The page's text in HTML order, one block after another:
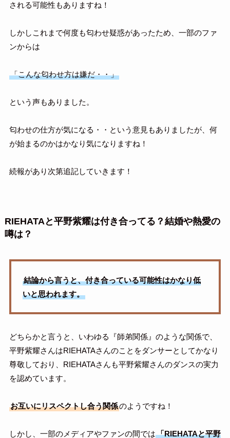
される可能性もありますね！
しかしこれまで何度も匂わせ疑惑があったため、一部のファ
ンからは
「こんな匂わせ方は嫌だ・・」
という声もありました。
匂わせの仕方が気になる・・という意見もありましたが、何
が始まるのかはかなり気になりますね！
続報があり次第追記していきます！
RIEHATAと平野紫耀は付き合ってる？結婚や熱愛の
噂は？
結論から言うと、付き合っている可能性はかなり低
いと思われます。
どちらかと言うと、いわゆる『師弟関係』のような関係で、
平野紫耀さんはRIEHATAさんのことをダンサーとしてかなり
尊敬しており、RIEHATAさんも平野紫耀さんのダンスの実力
を認めています。
お互いにリスペクトし合う関係のようですね！
しかし、一部のメディアやファンの間では「RIEHATAと平野